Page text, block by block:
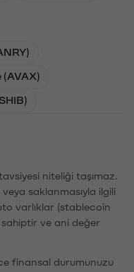
(AVAX)
niteliği taşımaz.
veya saklanmasıyla ilgili
varlıklar (stablecoin
ve ani değer
finansal durumunuzu